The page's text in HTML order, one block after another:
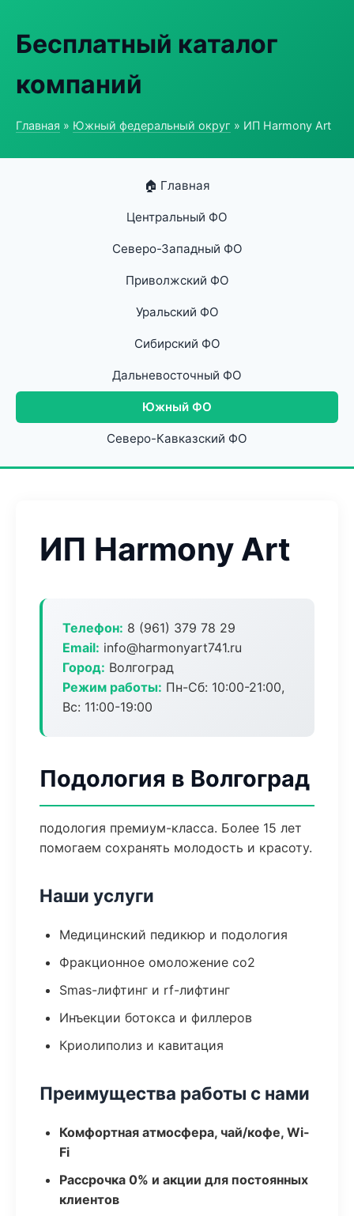
Бесплатный каталог
компаний
Главная » Южный федеральный округ » ИП Harmony Art
🏠 Главная
Центральный ФО
Северо-Западный ФО
Приволжский ФО
Уральский ФО
Сибирский ФО
Дальневосточный ФО
Южный ФО
Северо-Кавказский ФО
ИП Harmony Art
Телефон: 8 (961) 379 78 29
Email: info@harmonyart741.ru
Город: Волгоград
Режим работы: Пн-Сб: 10:00-21:00,
Вс: 11:00-19:00
Подология в Волгоград
подология премиум-класса. Более 15 лет
помогаем сохранять молодость и красоту.
Наши услуги
Медицинский педикюр и подология
Фракционное омоложение co2
Smas-лифтинг и rf-лифтинг
Инъекции ботокса и филлеров
Криолиполиз и кавитация
Преимущества работы с нами
Комфортная атмосфера, чай/кофе, Wi-
Fi
Рассрочка 0% и акции для постоянных
клиентов